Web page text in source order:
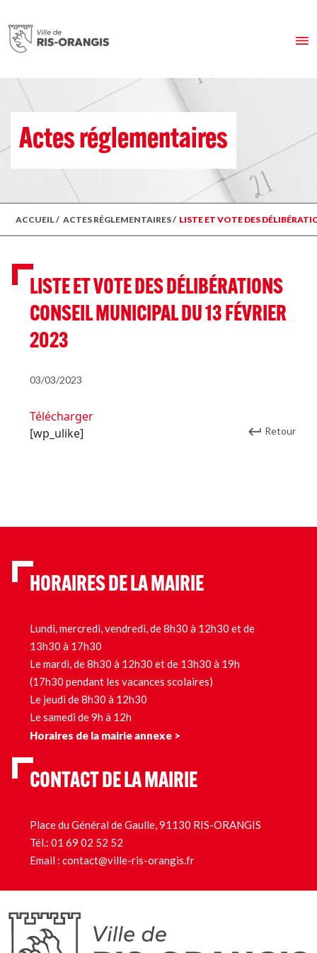
Actes réglementaires
ACCUEIL/ ACTES RÉGLEMENTAIRES/ LISTE ET VOTE DES
LISTE ET VOTE DES DÉLIBÉRATIONS
CONSEIL MUNICIPAL DU 13 FÉVRIER
2023
03/03/2023
Télécharger
[wp_ulike]
Retour
HORAIRES DE LA MAIRIE
Lundi, mercredi, vendredi, de 8h30 à 12h30 et de
13h30 à 17h30
Le mardi, de 8h30 à 12h30 et de 13h30 à 19h
(17h30 pendant les vacances scolaires)
Le jeudi de 8h30 à 12h30
Le samedi de 9h à 12h
Horaires de la mairie annexe >
CONTACT DE LA MAIRIE
Place du Général de Gaulle, 91130 RIS-ORANGIS
Tél.: 01 69 02 52 52
Email : contact@ville-ris-orangis.fr